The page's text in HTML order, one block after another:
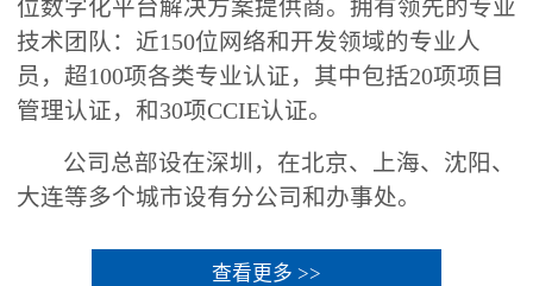
位数字化平台解决方案提供商。拥有领先的专业
技术团队：近150位网络和开发领域的专业人
员，超100项各类专业认证，其中包括20项项目
管理认证，和30项CCIE认证。
公司总部设在深圳，在北京、上海、沈阳、
大连等多个城市设有分公司和办事处。
查看更多 >>